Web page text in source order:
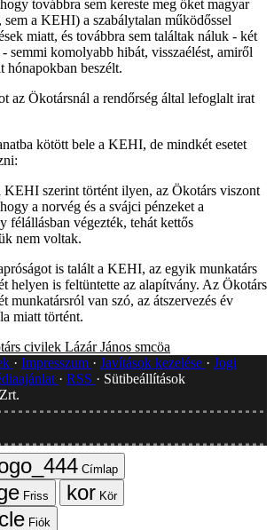
továbbra sem kereste meg őket magyar
sem a KEHI) a szabálytalan működőssel
miatt, és továbbra sem találtak náluk - két
semmi komolyabb hibát, visszaélést, amiről
hónapokban beszélt.
az Ökotársnál a rendőrség által lefoglalt irat
kötött bele a KEHI, de mindkét esetet
KEHI szerint történt ilyen, az Ökotárs viszont
a norvég és a svájci pénzeket a
félállásban végezték, tehát kettős
nem voltak.
is talált a KEHI, az egyik munkatárs
helyen is feltüntette az alapítvány. Az Ökotárs
munkatársról van szó, az átszervezés év
miatt történt.
civilek Lázár János smcöa
Impresszum Javítások kezelése
Jogi
RSS
Sütibeállítások
Címlap
Friss
Kör
Fiók